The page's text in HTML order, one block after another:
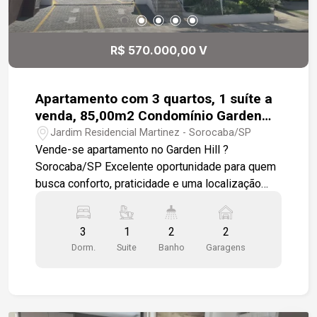
Bom Lugar, entre outras comodidades. Um imóvel
completo, pronto para morar, com acabamentos
de alto padrão e em uma das regiões mais
tradicionais e valorizadas da cidade. Agende sua
R$ 570.000,00 V
Apartamento com 3 quartos, 1 suíte a
venda, 85,00m2 Condomínio Garden
Hill - Sorocaba
Jardim Residencial Martinez - Sorocaba/SP
Vende-se apartamento no Garden Hill ?
Sorocaba/SP Excelente oportunidade para quem
busca conforto, praticidade e uma localização
dormitórios, sendo 1 suíte, sala ampla para dois
ambientes com sacada, cozinha funcional,
banheiro social, lavanderia independente e duas
3
Dorm.
1
Suite
2
Banho
2
Garagens